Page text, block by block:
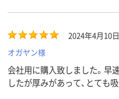
2024年4月10日
オガヤン様
会社用に購入致しました。早
したが厚みがあって、とても